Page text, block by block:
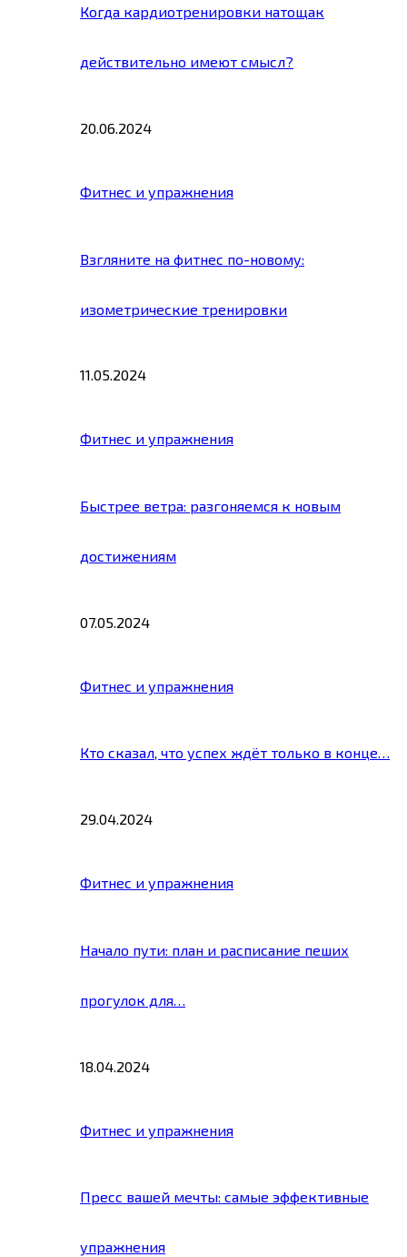
Когда кардиотренировки натощак
действительно имеют смысл?
20.06.2024
Фитнес и упражнения
Взгляните на фитнес по-новому:
изометрические тренировки
11.05.2024
Фитнес и упражнения
Быстрее ветра: разгоняемся к новым
достижениям
07.05.2024
Фитнес и упражнения
Кто сказал, что успех ждёт только в конце…
29.04.2024
Фитнес и упражнения
Начало пути: план и расписание пеших
прогулок для…
18.04.2024
Фитнес и упражнения
Пресс вашей мечты: самые эффективные
упражнения